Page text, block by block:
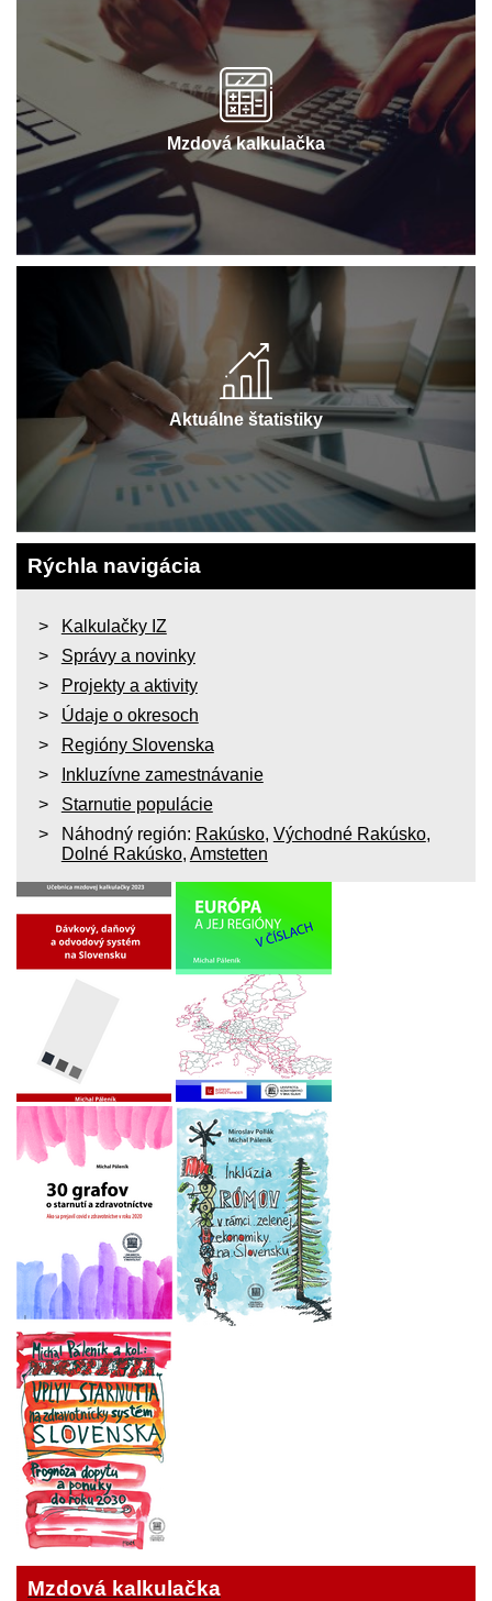
Mzdová kalkulačka
Aktuálne štatistiky
Rýchla navigácia
Kalkulačky IZ
Správy a novinky
Projekty a aktivity
Údaje o okresoch
Regióny Slovenska
Inkluzívne zamestnávanie
Starnutie populácie
Náhodný región: Rakúsko, Východné Rakúsko,
Dolné Rakúsko, Amstetten
Mzdová kalkulačka